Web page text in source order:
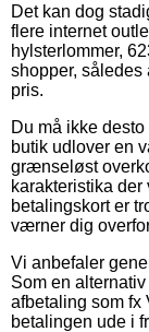
Det kan dog
flere internet
hylsterlommer,
shopper, således
pris.
Du må ikke
butik udlover en
grænseløst
karakteristika
betalingskort er
værner dig
Vi anbefaler
Som en
afbetaling som fx
betalingen ude i